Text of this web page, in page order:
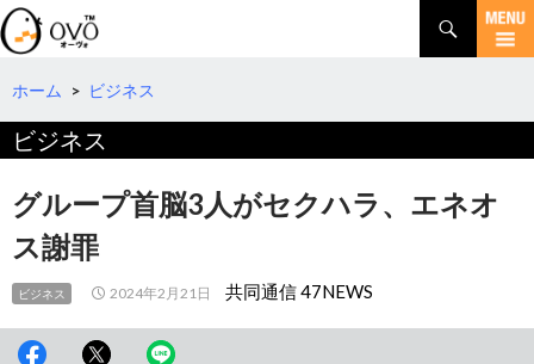
検
索
コ
テ
へ
動
ホーム > ビジネス
ビジネス
グループ首脳3人がセクハラ、エネオ
ス謝罪
ビジネス 2024年2月21日 共同通信 47NEWS